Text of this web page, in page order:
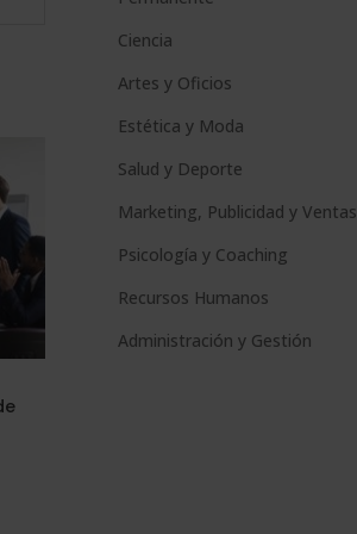
Ciencia
Artes y Oficios
Estética y Moda
Salud y Deporte
Marketing, Publicidad y Ventas
Psicología y Coaching
Recursos Humanos
Administración y Gestión